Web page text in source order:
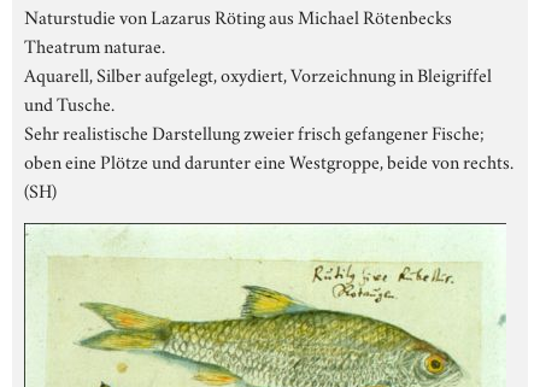
Naturstudie von Lazarus Röting aus Michael Rötenbecks
Theatrum naturae.
Aquarell, Silber aufgelegt, oxydiert, Vorzeichnung in Bleigriffel
und Tusche.
Sehr realistische Darstellung zweier frisch gefangener Fische;
oben eine Plötze und darunter eine Westgroppe, beide von rechts.
(SH)